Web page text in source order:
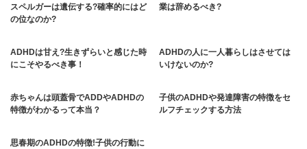
スペルガーは遺伝する?確率的にはど
の位なのか?
業は辞めるべき?
ADHDは甘え?生きずらいと感じた時
にこそやるべき事！
ADHDの人に一人暮らしはさせては
いけないのか?
赤ちゃんは頭蓋骨でADDやADHDの
特徴がわかるって本当？
子供のADHDや発達障害の特徴をセ
ルフチェックする方法
思春期のADHDの特徴!子供の行動に